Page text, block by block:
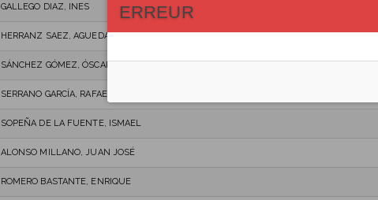
GALLEGO DIAZ, INES
HERRANZ SAEZ, AGUEDA
SÁNCHEZ GÓMEZ, ÓSCAR
SERRANO GARCÍA, RAFAEL
SOPEÑA DE LA FUENTE, ISMAEL
ALONSO MILLANO, JUAN JOSÉ
ROMERO BASTANTE, ENRIQUE
ERREUR